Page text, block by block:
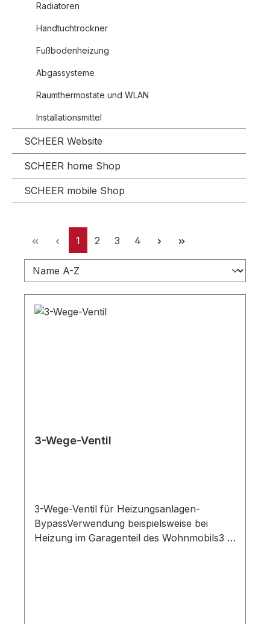
Radiatoren
Handtuchtrockner
Fußbodenheizung
Abgassysteme
Raumthermostate und WLAN
Installationsmittel
SCHEER Website
SCHEER home Shop
SCHEER mobile Shop
Seite
1 Seite
2 Seite
3 Seite
4
3-Wege-Ventil
3-Wege-Ventil für Heizungsanlagen-
BypassVerwendung beispielsweise bei
Heizung im Garagenteil des Wohnmobils3 x